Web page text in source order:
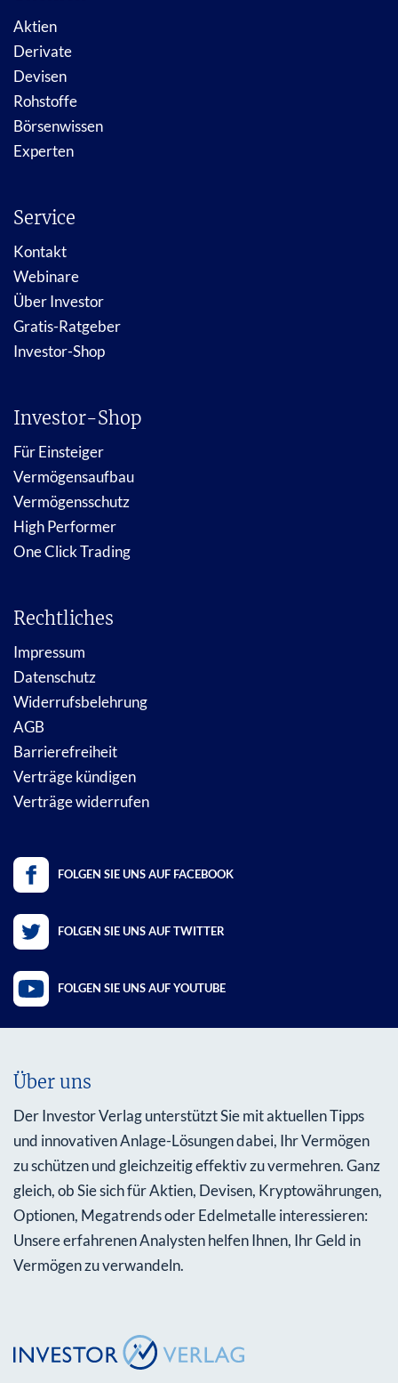
Aktien
Derivate
Devisen
Rohstoffe
Börsenwissen
Experten
Service
Kontakt
Webinare
Über Investor
Gratis-Ratgeber
Investor-Shop
Investor-Shop
Für Einsteiger
Vermögensaufbau
Vermögensschutz
High Performer
One Click Trading
Rechtliches
Impressum
Datenschutz
Widerrufsbelehrung
AGB
Barrierefreiheit
Verträge kündigen
Verträge widerrufen
FOLGEN SIE UNS AUF FACEBOOK
FOLGEN SIE UNS AUF TWITTER
FOLGEN SIE UNS AUF YOUTUBE
Über uns
Der Investor Verlag unterstützt Sie mit aktuellen Tipps
und innovativen Anlage-Lösungen dabei, Ihr Vermögen
zu schützen und gleichzeitig effektiv zu vermehren. Ganz
gleich, ob Sie sich für Aktien, Devisen, Kryptowährungen,
Optionen, Megatrends oder Edelmetalle interessieren:
Unsere erfahrenen Analysten helfen Ihnen, Ihr Geld in
Vermögen zu verwandeln.